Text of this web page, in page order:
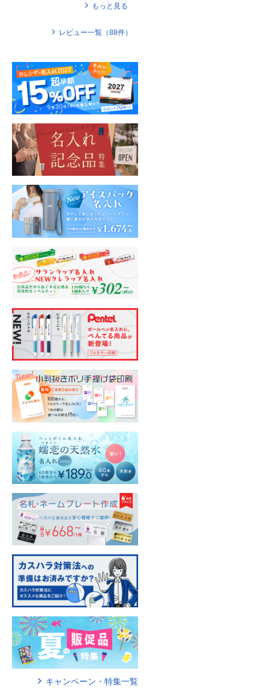
もっと見る
レビュー一覧（88件）
キャンペーン・特集一覧